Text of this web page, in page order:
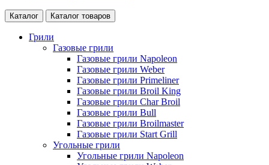
Каталог Каталог товаров
Грили
Газовые грили
Газовые грили Napoleon
Газовые грили Weber
Газовые грили Primeliner
Газовые грили Broil King
Газовые грили Char Broil
Газовые грили Bull
Газовые грили Broilmaster
Газовые грили Start Grill
Угольные грили
Угольные грили Napoleon